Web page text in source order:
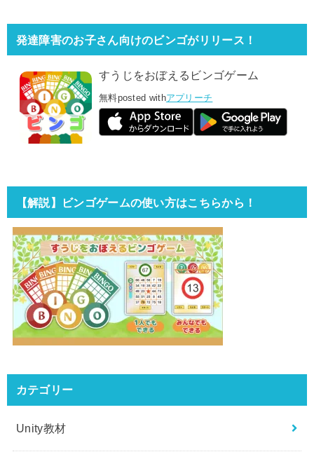
発達障害のお子さん向けのビンゴがリリース！
すうじをおぼえるビンゴゲーム
無料posted withアプリーチ
【解説】ビンゴゲームの使い方はこちらから！
カテゴリー
Unity教材